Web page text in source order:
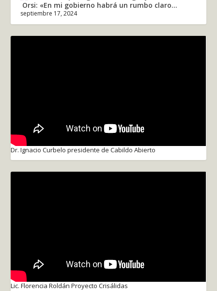
Orsi: «En mi gobierno habrá un rumbo claro...
septiembre 17, 2024
Dr. Ignacio Curbelo presidente de Cabildo Abierto
Lic. Florencia Roldán Proyecto Crisálidas